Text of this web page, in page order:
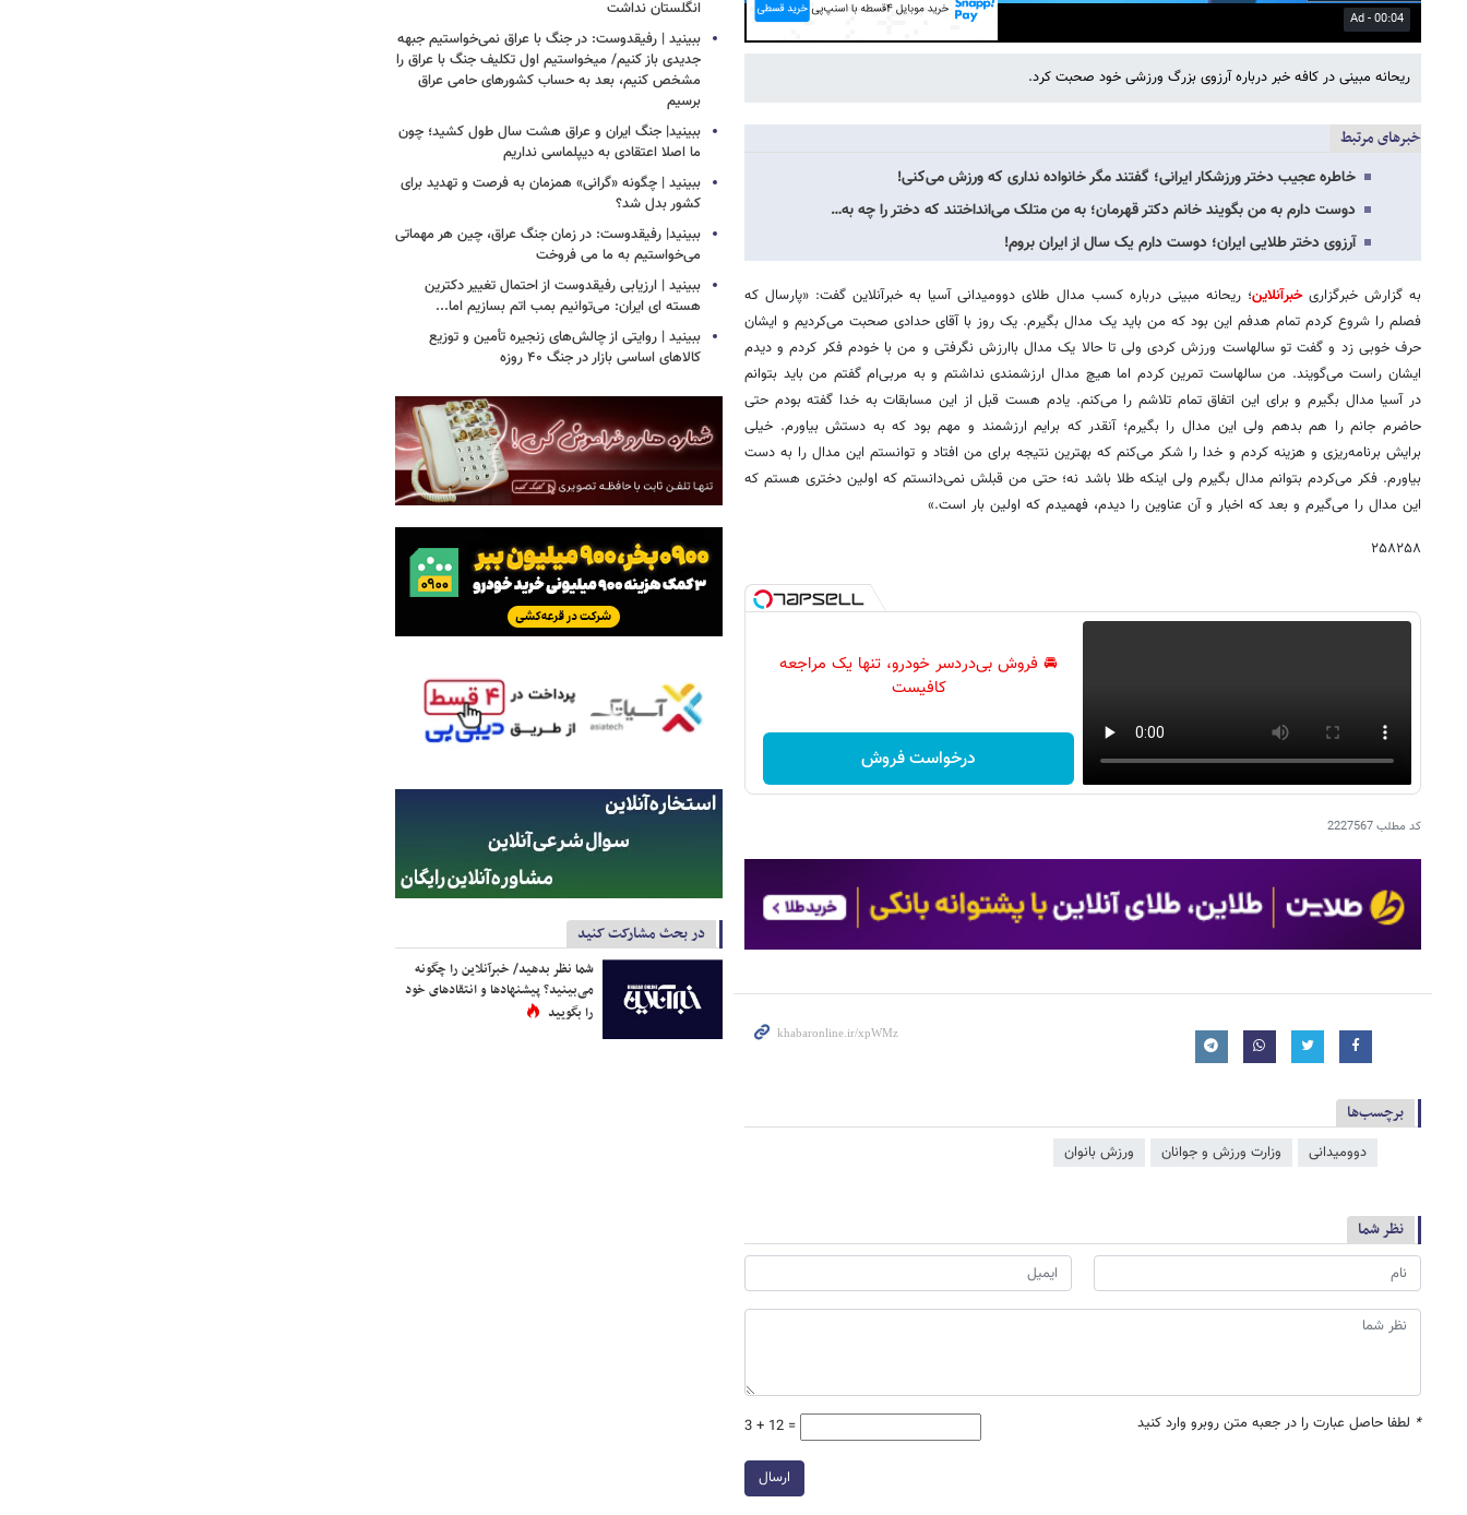
Play Settings
PIP
Enter
ریحانه مبینی در کافه خبر درباره آرزوی بزرگ ورزشی خود صحبت کرد.
خبرهای مرتبط
خاطره عجیب دختر ورزشکار ایرانی؛ گفتند مگر خانواده نداری که ورزش می‌کنی!
دوست دارم به من بگویند خانم دکتر قهرمان؛ به من متلک می‌انداختند که دختر را چه به…
آرزوی دختر طلایی ایران؛ دوست دارم یک سال از ایران بروم!
به گزارش خبرگزاریخبرآنلاین؛ ریحانه مبینی درباره کسب مدال طلای دوومیدانی آسیا به خبرآنلاین گفت: «پارسال که
فصلم را شروع کردم تمام هدفم این بود که من باید یک مدال بگیرم. یک روز با آقای حدادی صحبت می‌کردیم و ایشان
حرف خوبی زد و گفت تو سالهاست ورزش کردی ولی تا حالا یک مدال باارزش نگرفتی و من با خودم فکر کردم و دیدم
ایشان راست می‌گویند. من سالهاست تمرین کردم اما هیچ مدال ارزشمندی نداشتم و به مربی‌ام گفتم من باید بتوانم
در آسیا مدال بگیرم و برای این اتفاق تمام تلاشم را می‌کنم. یادم هست قبل از این مسابقات به خدا گفته بودم حتی
حاضرم جانم را هم بدهم ولی این مدال را بگیرم؛ آنقدر که برایم ارزشمند و مهم بود که به دستش بیاورم. خیلی
برایش برنامه‌ریزی و هزینه کردم و خدا را شکر می‌کنم که بهترین نتیجه برای من افتاد و توانستم این مدال را به دست
بیاورم. فکر می‌کردم بتوانم مدال بگیرم ولی اینکه طلا باشد نه؛ حتی من قبلش نمی‌دانستم که اولین دختری هستم که
این مدال را می‌گیرم و بعد که اخبار و آن عناوین را دیدم، فهمیدم که اولین بار است.»
۲۵۸۲۵۸
🚘 فروش بی‌دردسر خودرو، تنها یک مراجعه
کافیست
درخواست فروش
کد مطلب2227567
برچسب‌ها
دوومیدانی وزارت ورزش و جوانان ورزش بانوان
نظر شما
* لطفا حاصل عبارت را در جعبه متن روبرو وارد کنید 3 + 12 =
ارسال
انگلستان نداشت
ببینید | رفیقدوست: در جنگ با عراق نمی‌خواستیم جبهه
جدیدی باز کنیم/ میخواستیم اول تکلیف جنگ با عراق را
مشخص کنیم، بعد به حساب کشورهای حامی عراق
برسیم
ببینید| جنگ ایران و عراق هشت سال طول کشید؛ چون
ما اصلا اعتقادی به دیپلماسی نداریم
ببینید | چگونه «گرانی» همزمان به فرصت و تهدید برای
کشور بدل شد؟
ببینید| رفیقدوست: در زمان جنگ عراق، چین هر مهماتی
می‌خواستیم به ما می فروخت
ببینید | ارزیابی رفیقدوست از احتمال تغییر دکترین
هسته ای ایران: می‌توانیم بمب اتم بسازیم اما...
ببینید | روایتی از چالش‌های زنجیره تأمین و توزیع
کالاهای اساسی بازار در جنگ ۴۰ روزه
در بحث مشارکت کنید
شما نظر بدهید/ خبرآنلاین را چگونه
می‌بینید؟ پیشنهادها و انتقادهای خود
را بگویید